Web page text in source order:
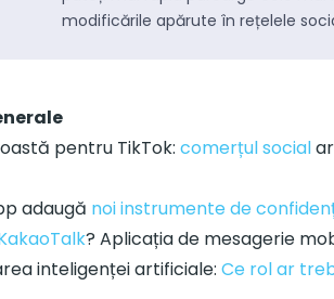
& Web Design
de prezentare și magazine online
aplicații mobile, aplicații web-
/ Foto / Video
modificările apărute în rețelele
pentru TikTok: comerțul social
adaugă noi instrumente de
? Aplicația de mesagerie
inteligenței artificiale: Ce rol ar